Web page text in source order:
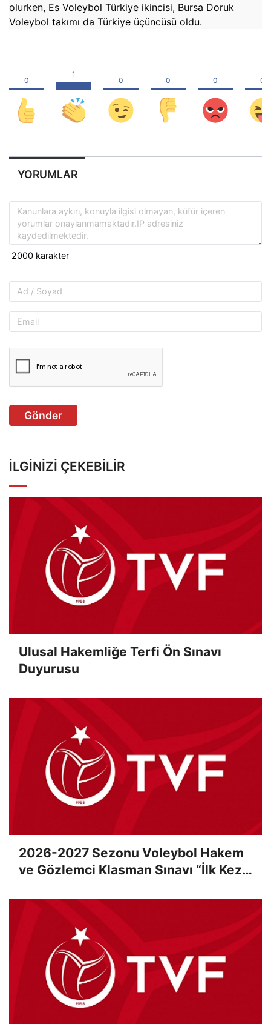
olurken, Es Voleybol Türkiye ikincisi, Bursa Doruk
Voleybol takımı da Türkiye üçüncüsü oldu.
YORUMLAR
Gönder
İLGINIZI ÇEKEBILIR
Ulusal Hakemliğe Terfi Ön Sınavı
Duyurusu
2026-2027 Sezonu Voleybol Hakem
ve Gözlemci Klasman Sınavı “İlk Kez”